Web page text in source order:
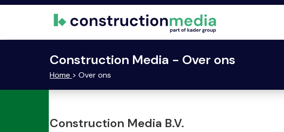
Construction Media - Over ons
Home > Over ons
Construction Media B.V.